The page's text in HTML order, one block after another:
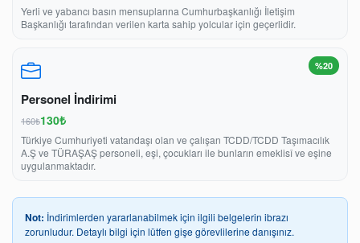
Yerli ve yabancı basın mensuplarına Cumhurbaşkanlığı İletişim
Başkanlığı tarafından verilen karta sahip yolcular için geçerlidir.
%20
Personel İndirimi
160₺130₺
Türkiye Cumhuriyeti vatandaşı olan ve çalışan TCDD/TCDD Taşımacılık
A.Ş ve TÜRAŞAŞ personeli, eşi, çocukları ile bunların emeklisî ve eşine
uygulanmaktadır.
Not: İndirimlerden yararlanabilmek için ilgili belgelerin ibrazı
zorunludur. Detaylı bilgi için lütfen gişe görevlilerine danışınız.